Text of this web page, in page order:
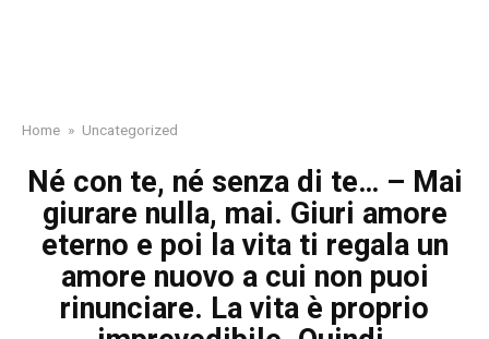
Home » Uncategorized
Né con te, né senza di te… – Mai
giurare nulla, mai. Giuri amore
eterno e poi la vita ti regala un
amore nuovo a cui non puoi
rinunciare. La vita è proprio